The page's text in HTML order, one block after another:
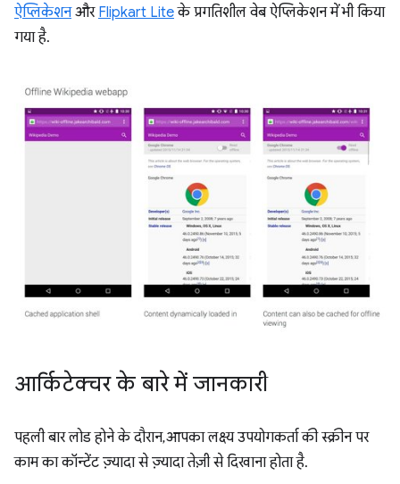
ऐप्लिकेशनऔर Flipkart Liteके प्रगतिशील वेब ऐप्लिकेशन में भी किया
गया है.
आर्किटेक्चर के बारे में जानकारी
पहली बार लोड होने के दौरान, आपका लक्ष्य उपयोगकर्ता की स्क्रीन पर
काम का कॉन्टेंट ज़्यादा से ज़्यादा तेज़ी से दिखाना होता है.